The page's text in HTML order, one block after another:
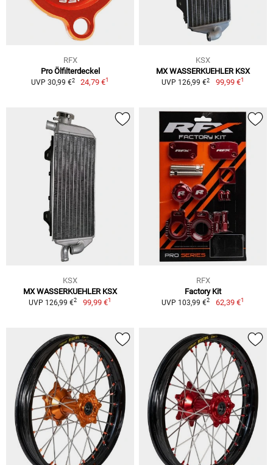
RFX
Pro Ölfilterdeckel
UVP 30,99 €2 24,79 €1
KSX
MX WASSERKUEHLER KSX
UVP 126,99 €2 99,99 €1
KSX
MX WASSERKUEHLER KSX
UVP 126,99 €2 99,99 €1
RFX
Factory Kit
UVP 103,99 €2 62,39 €1